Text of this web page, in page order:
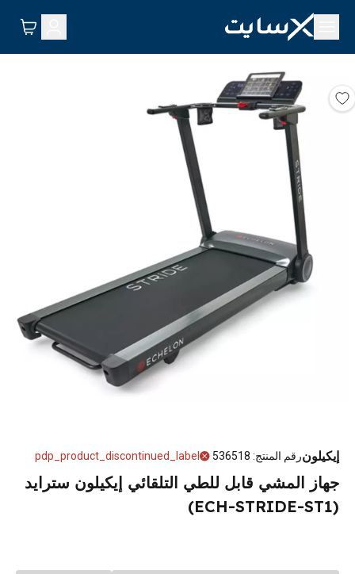
إيكيلونرقم المنتج:
536518
pdp_product_discontinued_label
جهاز المشي قابل للطي التلقائي إيكيلون سترايد
(ECH-STRIDE-ST1)